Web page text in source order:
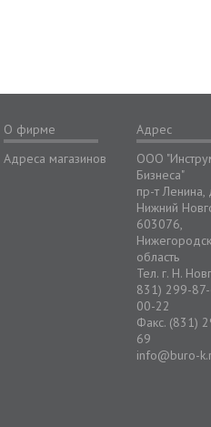
О фирме
Адреса магазинов
Адрес
ООО
Бизнеса"
пр-т
Нижний
603076,
область
Тел. г. Н.
831) 299-
00-22
Факс. (831)
69
info@buro-